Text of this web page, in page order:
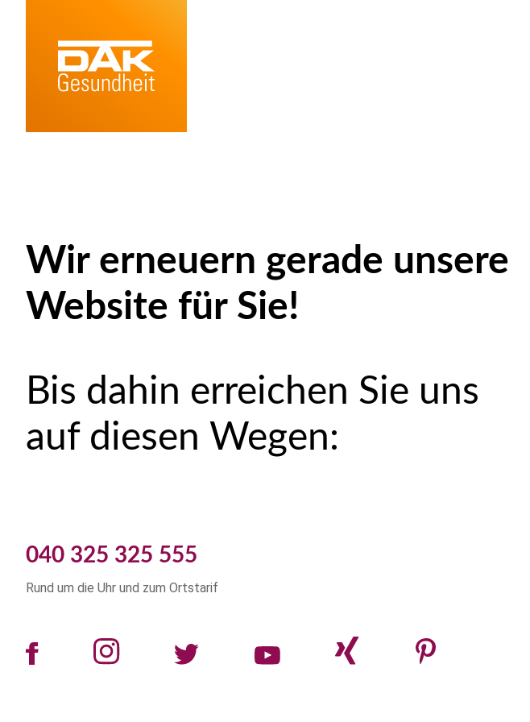
Wir erneuern gerade unsere
Website für Sie!
Bis dahin erreichen Sie uns
auf diesen Wegen:
040 325 325 555
Rund um die Uhr und zum Ortstarif